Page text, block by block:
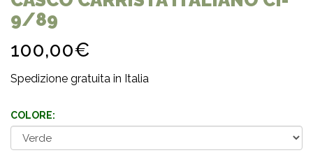
9/89
100,00€
Spedizione gratuita in Italia
COLORE: